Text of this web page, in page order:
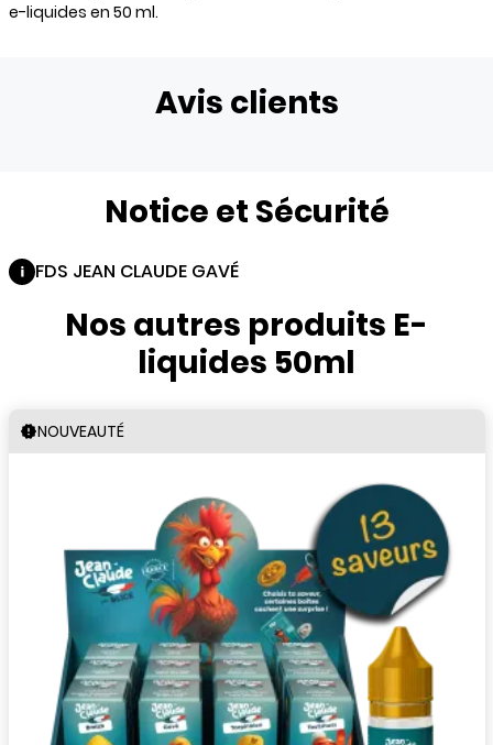
e-liquides en 50 ml.
Avis clients
Notice et Sécurité
FDS JEAN CLAUDE GAVÉ
Nos autres produits E-
liquides 50ml
NOUVEAUTÉ